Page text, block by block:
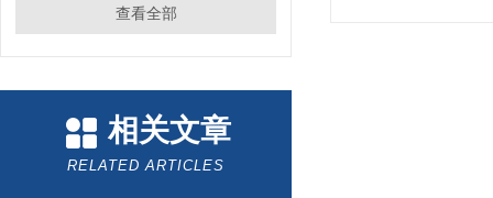
查看全部
相关文章
RELATED ARTICLES